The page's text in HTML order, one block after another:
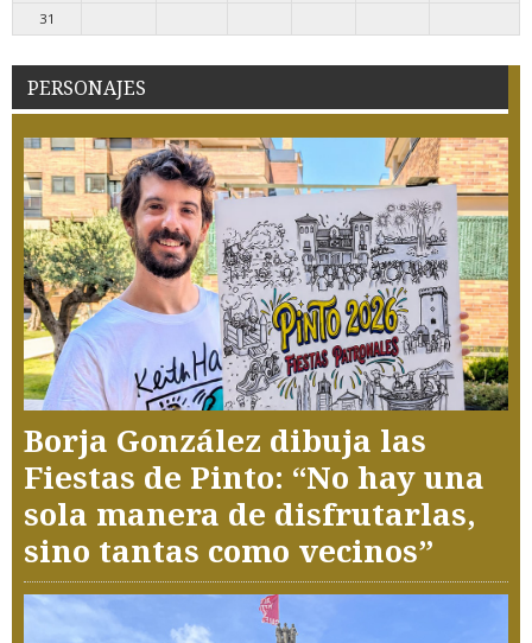
31
PERSONAJES
Borja González dibuja las
Fiestas de Pinto: “No hay una
sola manera de disfrutarlas,
sino tantas como vecinos”